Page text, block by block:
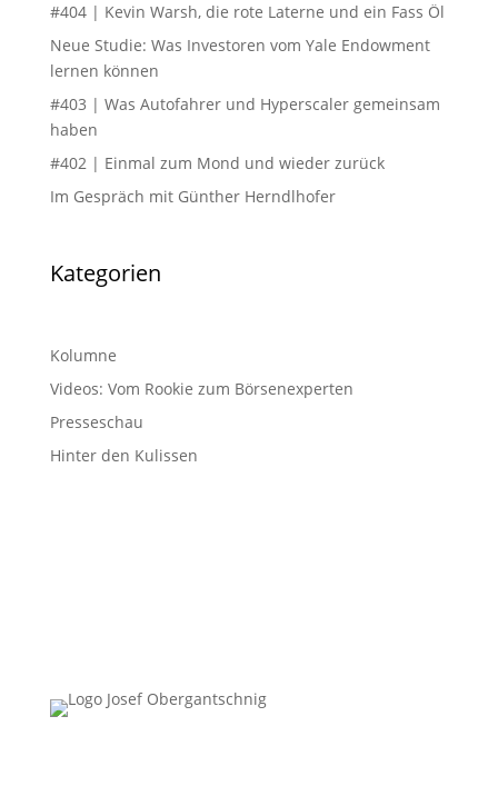
#404 | Kevin Warsh, die rote Laterne und ein Fass Öl
Neue Studie: Was Investoren vom Yale Endowment
lernen können
#403 | Was Autofahrer und Hyperscaler gemeinsam
haben
#402 | Einmal zum Mond und wieder zurück
Im Gespräch mit Günther Herndlhofer
Kategorien
Kolumne
Videos: Vom Rookie zum Börsenexperten
Presseschau
Hinter den Kulissen